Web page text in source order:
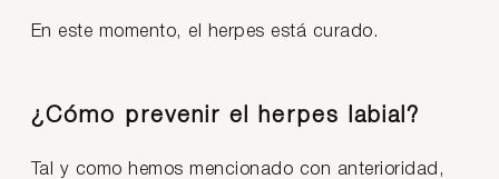
En este momento, el herpes está curado.
¿Cómo prevenir el herpes labial?
Tal y como hemos mencionado con anterioridad,